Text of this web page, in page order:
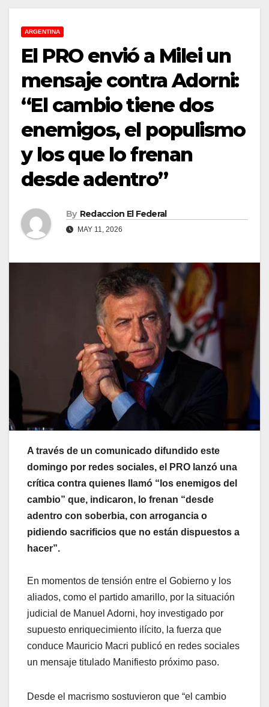
ARGENTINA
El PRO envió a Milei un
mensaje contra Adorni:
“El cambio tiene dos
enemigos, el populismo
y los que lo frenan
desde adentro”
By Redaccion El Federal
MAY 11, 2026
A través de un comunicado difundido este
domingo por redes sociales, el PRO lanzó una
crítica contra quienes llamó “los enemigos del
cambio” que, indicaron, lo frenan “desde
adentro con soberbia, con arrogancia o
pidiendo sacrificios que no están dispuestos a
hacer”.
En momentos de tensión entre el Gobierno y los
aliados, como el partido amarillo, por la situación
judicial de Manuel Adorni, hoy investigado por
supuesto enriquecimiento ilícito, la fuerza que
conduce Mauricio Macri publicó en redes sociales
un mensaje titulado Manifiesto próximo paso.
Desde el macrismo sostuvieron que “el cambio